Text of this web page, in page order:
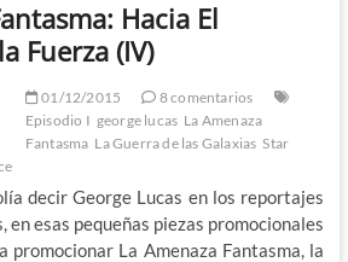
Hacia El
Fuerza (IV)
01/12/2015
8 comentarios
Episodio I george lucas La Amenaza
Fantasma La Guerra de las Galaxias Star
decir George Lucas en los reportajes
en esas pequeñas piezas promocionales
promocionar La Amenaza Fantasma, la